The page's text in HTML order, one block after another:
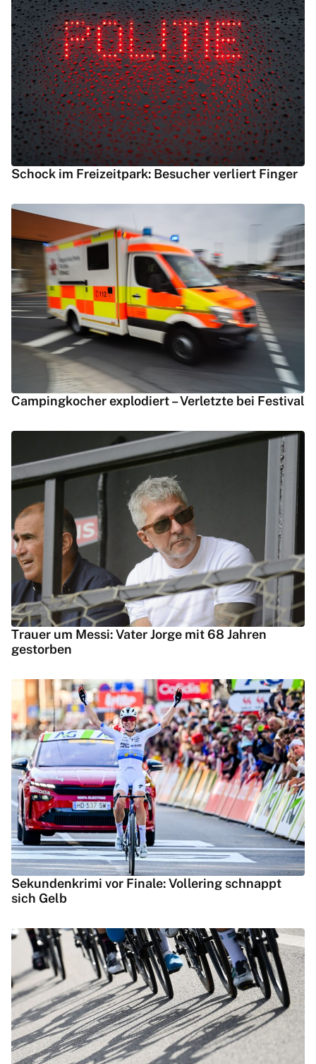
Schock im Freizeitpark: Besucher verliert Finger
Campingkocher explodiert – Verletzte bei Festival
Trauer um Messi: Vater Jorge mit 68 Jahren
gestorben
Sekundenkrimi vor Finale: Vollering schnappt
sich Gelb